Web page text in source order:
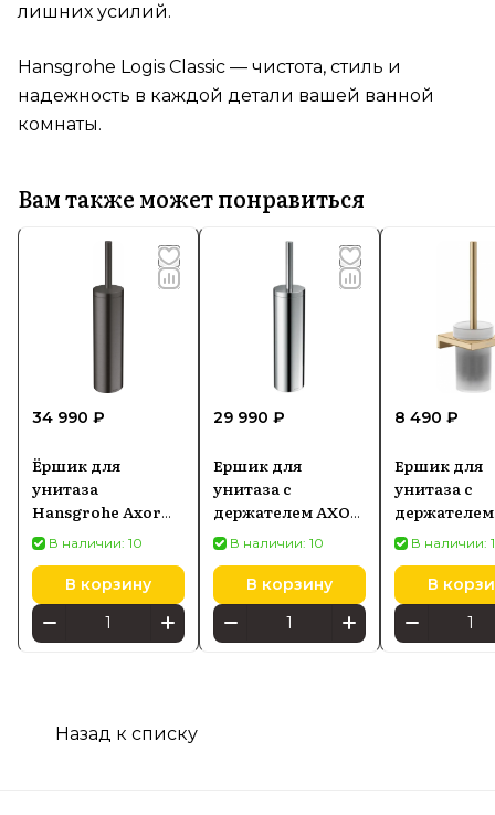
лишних усилий.
Hansgrohe Logis Classic — чистота, стиль и
надежность в каждой детали вашей ванной
комнаты.
Вам также может понравиться
34 990 ₽
Ёршик для
унитаза
Hansgrohe Axor
Universal Circular
чёрный хром
шлифованный
42855340
В наличии: 10
В корзину
29 990 ₽
Ершик для
унитаза с
держателем AXOR
Universal Circular,
хром 42855000
В наличии: 10
В корзину
8 490 ₽
Ершик для
унитаза с
держателем
Hansgrohe
AddStoris,
матовая
В наличии:
В
Назад к списку